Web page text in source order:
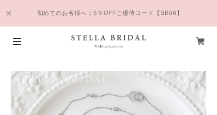
初めてのお客様へ｜5％OFFご優待コード【SB06】